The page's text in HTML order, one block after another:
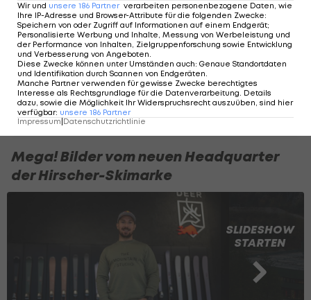
A post shared by Finn Neururer (@finn_neururer)
Mega! Bilder vom neuen Headquarter
der Hirscher-Skimarke
SLIDESHOW
STARTEN
Wir und unsere 186 Partner verarbeiten personenbezogene Daten, wie
Ihre IP-Adresse und Browser-Attribute für die folgenden Zwecke:
Speichern von oder Zugriff auf Informationen auf einem Endgerät;
Personalisierte Werbung und Inhalte, Messung von Werbeleistung und
der Performance von Inhalten, Zielgruppenforschung sowie Entwicklung
und Verbesserung von Angeboten.
Diese Zwecke können unter Umständen auch: Genaue Standortdaten
und Identifikation durch Scannen von Endgeräten.
Manche Partner verwenden für gewisse Zwecke berechtigtes
Interesse als Rechtsgrundlage für die Datenverarbeitung. Details
dazu, sowie die Möglichkeit Ihr Widerspruchsrecht auszuüben, sind hier
verfügbar: unsere 186 Partner
Impressum Datenschutzrichtlinie